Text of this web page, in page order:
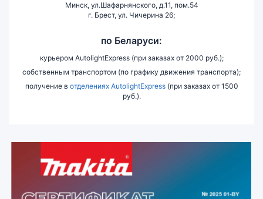
Минск, ул.Шафарнянского, д.11, пом.54
г. Брест, ул. Чичерина 26;
по Беларуси:
курьером AutolightExpress (при заказах от 2000 руб.);
собственным транспортом (по графику движения транспорта);
получение в отделениях AutolightExpress(при заказах от 1500
руб.).